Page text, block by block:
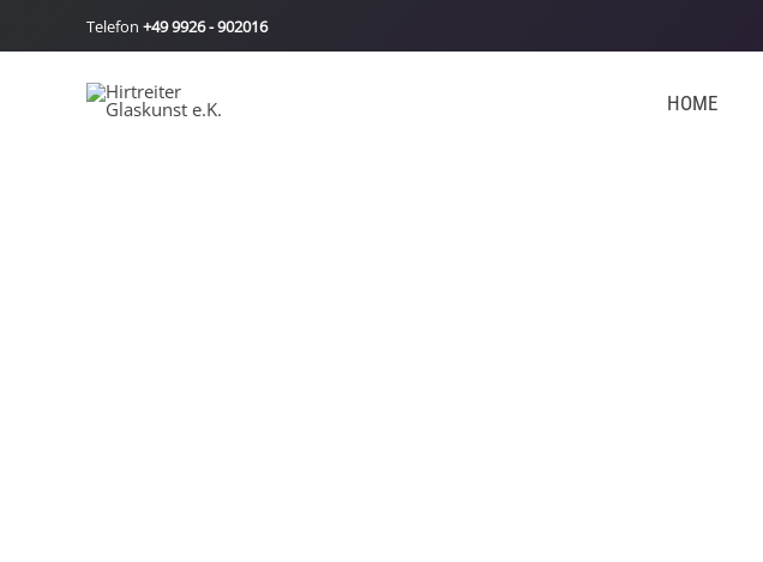
Inhalt
Telefon +49 9926 - 902016
HOME